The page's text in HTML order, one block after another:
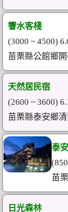
響水客棧
(3000 ~ 4500)
苗栗縣公館鄉
天然居民宿
(2600 ~ 3600)
苗栗縣泰安鄉
泰
苗
日光森林